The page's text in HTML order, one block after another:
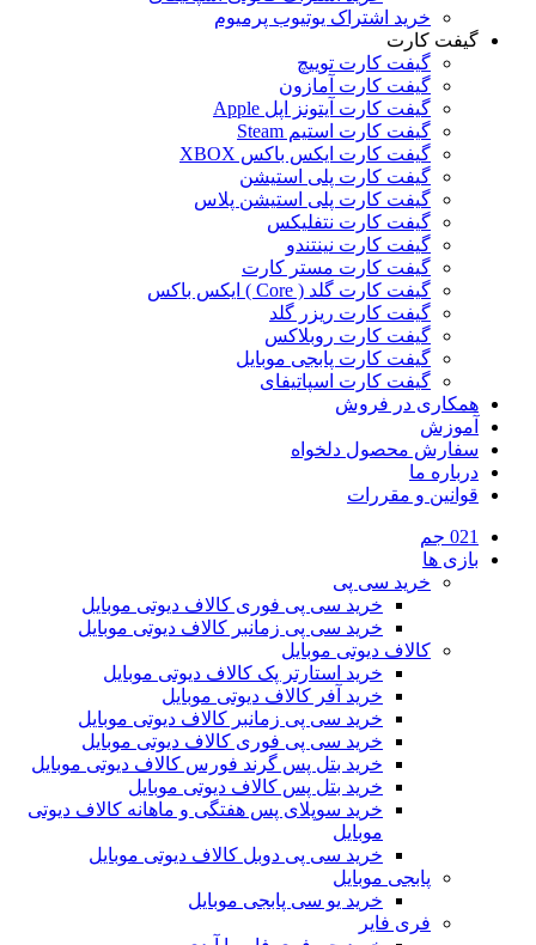
خرید اشتراک یوتیوب پرمیوم
گیفت کارت
گیفت کارت توییچ
گیفت کارت آمازون
گیفت کارت آیتونز اپل Apple
گیفت کارت استیم Steam
گیفت کارت ایکس باکس XBOX
گیفت کارت پلی استیشن
گیفت کارت پلی استیشن پلاس
گیفت کارت نتفلیکس
گیفت کارت نینتندو
گیفت کارت مستر کارت
گیفت کارت گلد ( Core ) ایکس باکس
گیفت کارت ریزر گلد
گیفت کارت روبلاکس
گیفت کارت پابجی موبایل
گیفت کارت اسپاتیفای
همکاری در فروش
آموزش
سفارش محصول دلخواه
درباره ما
قوانین و مقررات
021 جم
بازی ها
خرید سی پی
خرید سی پی فوری کالاف دیوتی موبایل
خرید سی پی زمانبر کالاف دیوتی موبایل
کالاف دیوتی موبایل
خرید استارتر پک کالاف دیوتی موبایل
خرید آفر کالاف دیوتی موبایل
خرید سی پی زمانبر کالاف دیوتی موبایل
خرید سی پی فوری کالاف دیوتی موبایل
خرید بتل پس گرند فورس کالاف دیوتی موبایل
خرید بتل پس کالاف دیوتی موبایل
خرید سوپلای پس هفتگی و ماهانه کالاف دیوتی
موبایل
خرید سی پی دوبل کالاف دیوتی موبایل
پابجی موبایل
خرید یو سی پابجی موبایل
فری فایر